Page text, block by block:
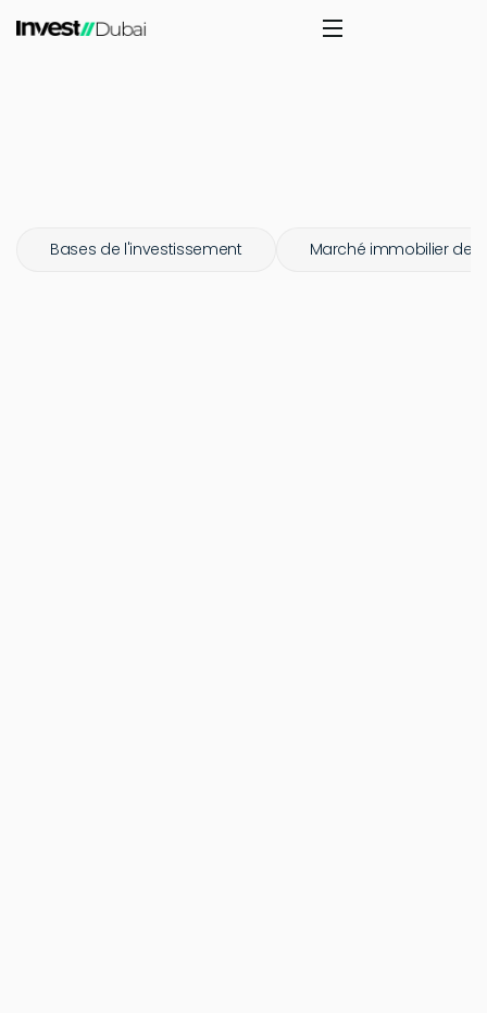
Bases de l'investissement Marché immobilier de